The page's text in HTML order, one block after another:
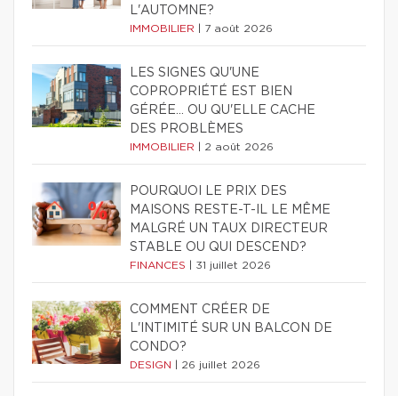
L'AUTOMNE?
IMMOBILIER 7 août 2026
LES SIGNES QU'UNE
COPROPRIÉTÉ EST BIEN
GÉRÉE… OU QU'ELLE CACHE
DES PROBLÈMES
IMMOBILIER 2 août 2026
POURQUOI LE PRIX DES
MAISONS RESTE-T-IL LE MÊME
MALGRÉ UN TAUX DIRECTEUR
STABLE OU QUI DESCEND?
FINANCES 31 juillet 2026
COMMENT CRÉER DE
L'INTIMITÉ SUR UN BALCON DE
CONDO?
DESIGN 26 juillet 2026